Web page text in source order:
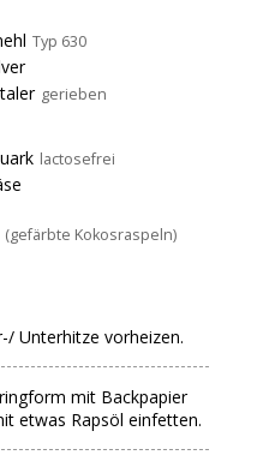
Typ 630
gerieben
lactosefrei
(gefärbte Kokosraspeln)
Unterhitze vorheizen.
mit Backpapier
etwas Rapsöl einfetten.